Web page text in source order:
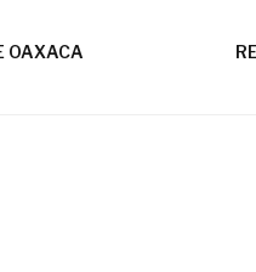
OAXACA